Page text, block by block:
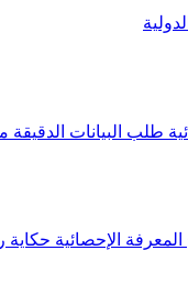
طلب البيانات الدقيقة
المعرفة الإحصائية حكاية